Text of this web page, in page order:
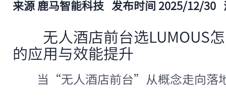
来源 鹿马智能科技 发布时间 2025/12/30
无人酒店前台选LUMOUS
的应用与效能提升
当“无人酒店前台”从概念走向落